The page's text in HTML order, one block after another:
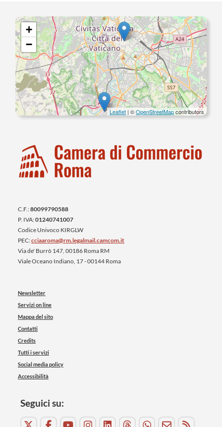
+
−
Leaflet | ©OpenStreetMapcontributors
C.F.:80099790588
P. IVA:01240741007
Codice Univoco KIRGLW
PEC:cciaaroma@rm.legalmail.camcom.it
Via de' Burrò 147, 00186 Roma RM
Viale Oceano Indiano, 17 - 00144 Roma
Newsletter
Servizi on line
Mappa del sito
Contatti
Credits
Tutti i servizi
Social media policy
Accessibilità
Seguici su: